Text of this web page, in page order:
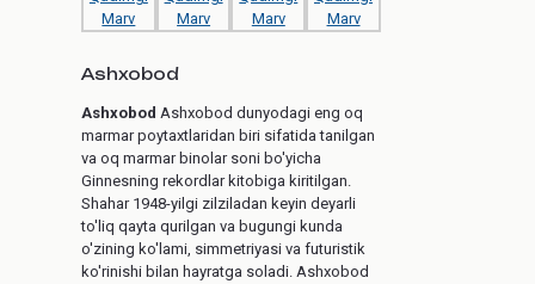
Ashxobod
Ashxobod Ashxobod dunyodagi eng oq
marmar poytaxtlaridan biri sifatida tanilgan
va oq marmar binolar soni bo'yicha
Ginnesning rekordlar kitobiga kiritilgan.
Shahar 1948-yilgi zilziladan keyin deyarli
to'liq qayta qurilgan va bugungi kunda
o'zining ko'lami, simmetriyasi va futuristik
ko'rinishi bilan hayratga soladi. Ashxobod